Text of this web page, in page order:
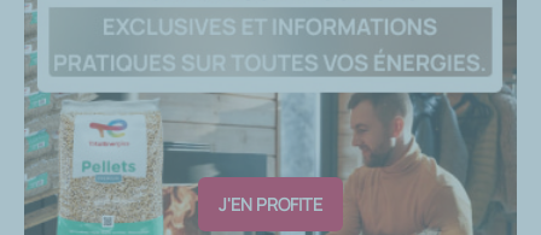
J'EN PROFITE